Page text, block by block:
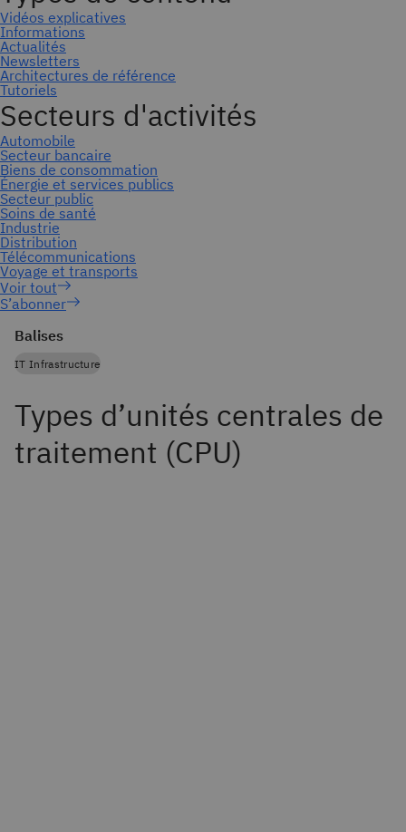
S’abonner
Balises
IT Infrastructure
Types d’unités centrales de
traitement (CPU)